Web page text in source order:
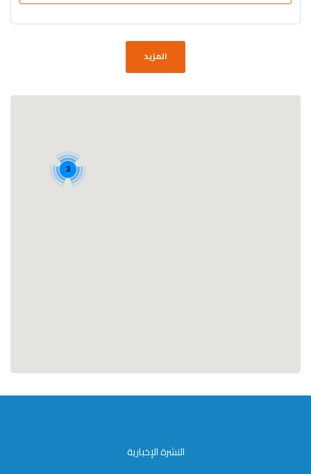
المزيد
3
النشرة الإخبارية